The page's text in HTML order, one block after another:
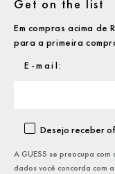
Get on the list
Em compras acima de
para a primeira
Desejo receber
A GUESS se preocupa
dados você concorda com